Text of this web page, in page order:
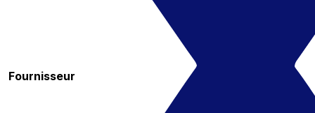
Fournisseur